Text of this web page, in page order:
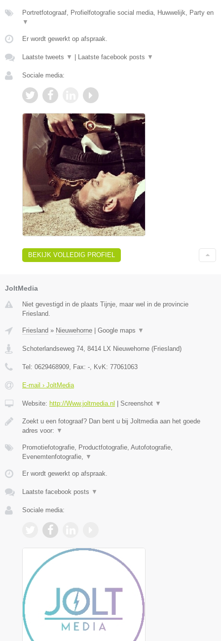
Portretfotograaf, Profielfotografie social media, Huwwelijk, Party en
▼
Er wordt gewerkt op afspraak.
Laatste tweets ▼ | Laatste facebook posts ▼
Sociale media:
BEKIJK VOLLEDIG PROFIEL
JoltMedia
Niet gevestigd in de plaats Tijnje, maar wel in de provincie
Friesland.
Friesland » Nieuwehorne | Google maps ▼
Schoterlandseweg 74 8414 LX Nieuwehorne (Friesland)
Tel: 0629468909 , Fax: - , KvK: 77061063
E-mail › JoltMedia
Website: http://Www.joltmedia.nl | Screenshot ▼
Zoekt u een fotograaf? Dan bent u bij Joltmedia aan het goede
adres voor: ▼
Promotiefotografie, Productfotografie, Autofotografie,
Evenemtenfotografie,
▼
Er wordt gewerkt op afspraak.
Laatste facebook posts ▼
Sociale media: